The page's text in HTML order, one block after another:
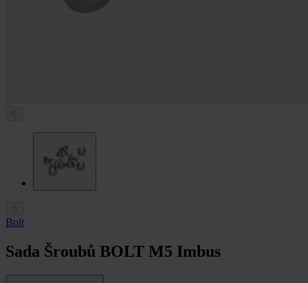
Bolt
Sada Šroubů BOLT M5 Imbus